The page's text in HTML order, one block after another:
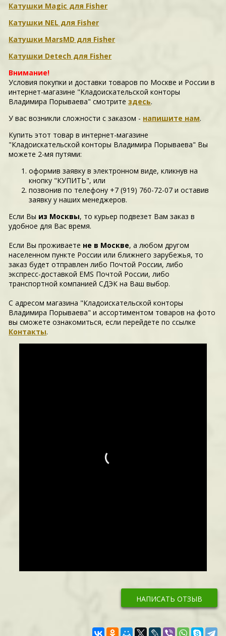
Катушки Magic для Fisher
Катушки NEL для Fisher
Катушки MarsMD для Fisher
Катушки Detech для Fisher
Внимание!
Условия покупки и доставки товаров по Москве и России в
интернет-магазине "Кладоискательской конторы
Владимира Порываева" смотритездесь.
У вас возникли сложности c заказом - напишите нам.
Купить этот товар в интернет-магазине
"Кладоискательской конторы Владимира Порываева" Вы
можете 2-мя путями:
оформив заявку в электронном виде, кликнув на
кнопку "КУПИТЬ", или
позвонив по телефону +7 (919) 760-72-07 и оставив
заявку у наших менеджеров.
Если Вы из Москвы, то курьер подвезет Вам заказ в
удобное для Вас время.
Если Вы проживаете не в Москве, а любом другом
населенном пункте России или ближнего зарубежья, то
заказ будет отправлен либо Почтой России, либо
экспресс-доставкой EMS Почтой России, либо
транспортной компанией СДЭК на Ваш выбор.
С адресом магазина "Кладоискательской конторы
Владимира Порываева" и ассортиментом товаров на фото
вы сможете ознакомиться, если перейдете по ссылке
Контакты.
НАПИСАТЬ ОТЗЫВ